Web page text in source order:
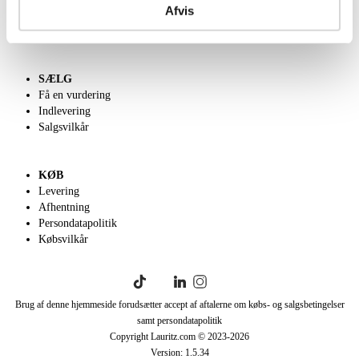
Afvis
English frontpage
SÆLG
Få en vurdering
Indlevering
Salgsvilkår
KØB
Levering
Afhentning
Persondatapolitik
Købsvilkår
Brug af denne hjemmeside forudsætter accept af aftalerne om købs- og salgsbetingelser
samt persondatapolitik
Copyright Lauritz.com © 2023-2026
Version: 1.5.34